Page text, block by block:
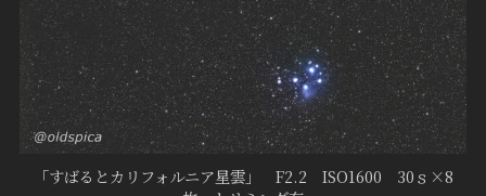
「すばるとカリフォルニア星雲」 F2.2 ISO1600 30ｓ×8